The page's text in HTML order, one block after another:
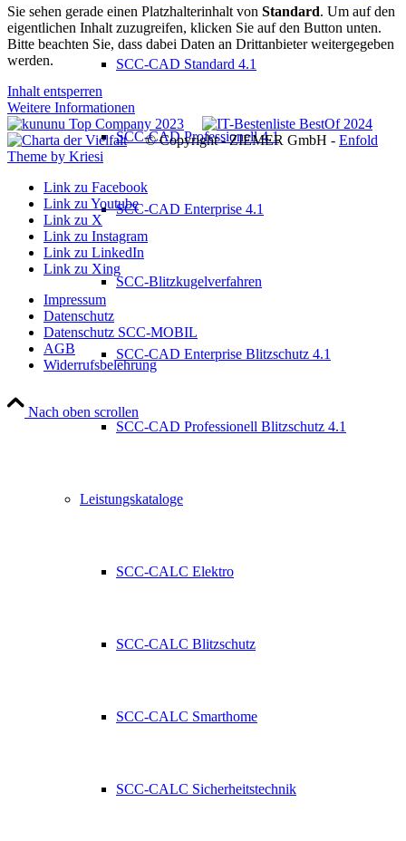
SCC-CAD Standard 4.1
SCC-CAD Professionell 4.1
SCC-CAD Enterprise 4.1
SCC-Blitzkugelverfahren
SCC-CAD Enterprise Blitzschutz 4.1
SCC-CAD Professionell Blitzschutz 4.1
Leistungskataloge
SCC-CALC Elektro
SCC-CALC Blitzschutz
SCC-CALC Smarthome
SCC-CALC Sicherheitstechnik
Sie sehen gerade einen Platzhalterinhalt von Standard. Um auf den
eigentlichen Inhalt zuzugreifen, klicken Sie auf den Button unten.
Bitte beachten Sie, dass dabei Daten an Drittanbieter weitergegeben
werden.
Inhalt entsperren
Weitere Informationen
© Copyright - ZIEMER GmbH - Enfold
Theme by Kriesi
Link zu Facebook
Link zu Youtube
Link zu X
Link zu Instagram
Link zu LinkedIn
Link zu Xing
Impressum
Datenschutz
Datenschutz SCC-MOBIL
AGB
Widerrufsbelehrung
Nach oben scrollen